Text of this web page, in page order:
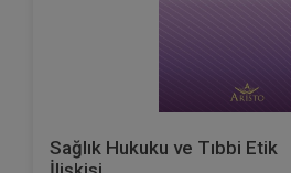
Sağlık Hukuku ve Tıbbi Etik